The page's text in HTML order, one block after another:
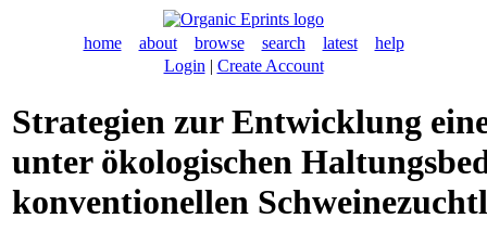
home about browse search latest
help
Login | Create Account
Strategien zur Entwicklung
unter ökologischen
konventionellen